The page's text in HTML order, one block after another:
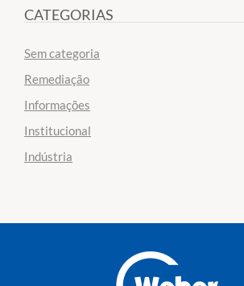
CATEGORIAS
Sem categoria
Remediação
Informações
Institucional
Indústria